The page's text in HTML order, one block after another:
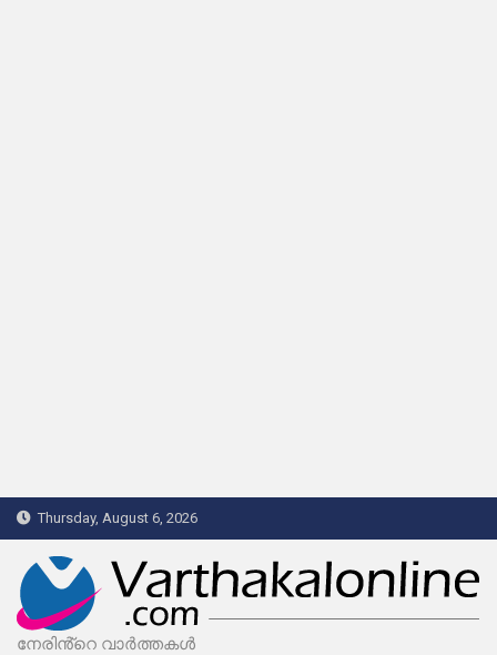
Skip
to
content
Thursday, August 6, 2026
നേരിൻ്റെ വാർത്തകൾ